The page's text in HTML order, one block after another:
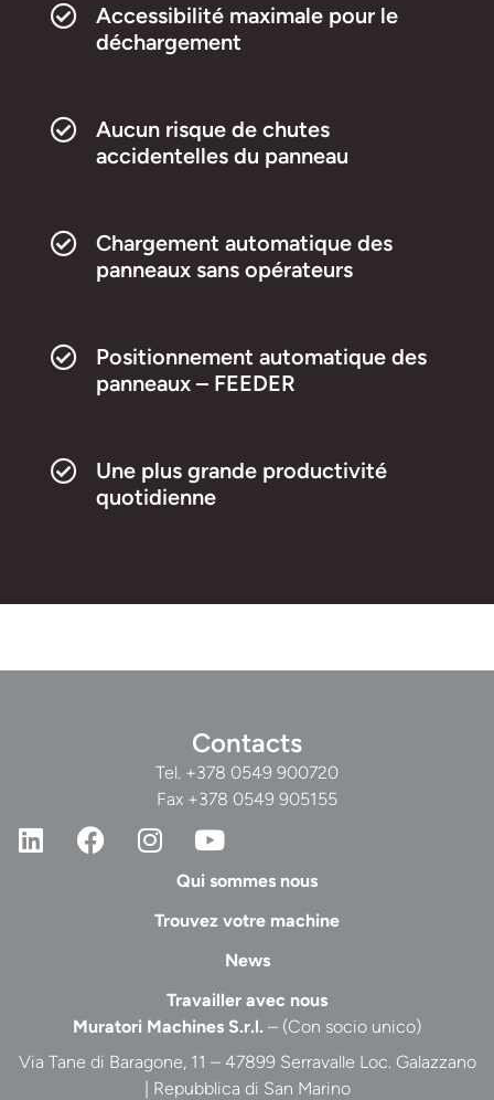
Accessibilité maximale pour le
déchargement
Aucun risque de chutes
accidentelles du panneau
Chargement automatique des
panneaux sans opérateurs
Positionnement automatique des
panneaux – FEEDER
Une plus grande productivité
quotidienne
Muratori Machines S.r.l. – (Con socio unico)
Via Tane di Baragone, 11 – 47899 Serravalle Loc. Galazzano
| Repubblica di San Marino
Qui sommes nous
Trouvez votre machine
News
Travailler avec nous
Contacts
Tel. +378 0549 900720
Fax +378 0549 905155